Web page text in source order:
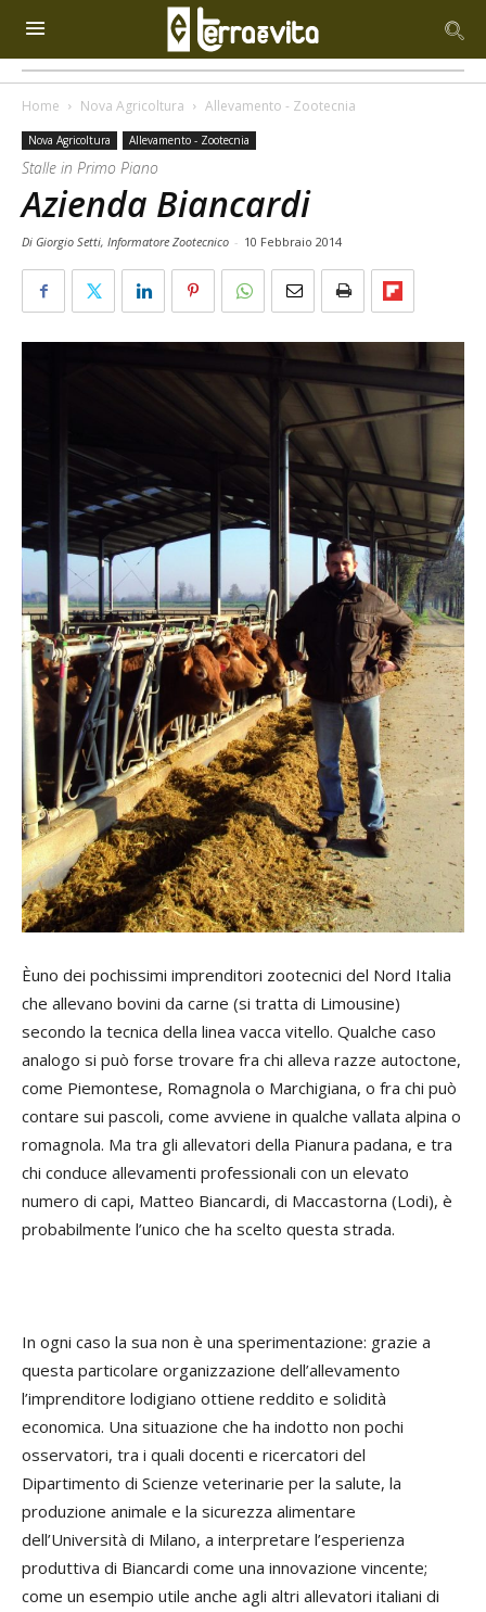
Home Nova Agricoltura Allevamento - Zootecnia
Nova Agricoltura Allevamento - Zootecnia
Stalle in Primo Piano
Azienda Biancardi
Di Giorgio Setti, Informatore Zootecnico - 10 Febbraio 2014
Èuno dei pochissimi imprenditori zootecnici del Nord Italia
che allevano bovini da carne (si tratta di Limousine)
secondo la tecnica della linea vacca vitello. Qualche caso
analogo si può forse trovare fra chi alleva razze autoctone,
come Piemontese, Romagnola o Marchigiana, o fra chi può
contare sui pascoli, come avviene in qualche vallata alpina o
romagnola. Ma tra gli allevatori della Pianura padana, e tra
chi conduce allevamenti professionali con un elevato
numero di capi, Matteo Biancardi, di Maccastorna (Lodi), è
probabilmente l’unico che ha scelto questa strada.
In ogni caso la sua non è una sperimentazione: grazie a
questa particolare organizzazione dell’allevamento
l’imprenditore lodigiano ottiene reddito e solidità
economica. Una situazione che ha indotto non pochi
osservatori, tra i quali docenti e ricercatori del
Dipartimento di Scienze veterinarie per la salute, la
produzione animale e la sicurezza alimentare
dell’Università di Milano, a interpretare l’esperienza
produttiva di Biancardi come una innovazione vincente;
come un esempio utile anche agli altri allevatori italiani di